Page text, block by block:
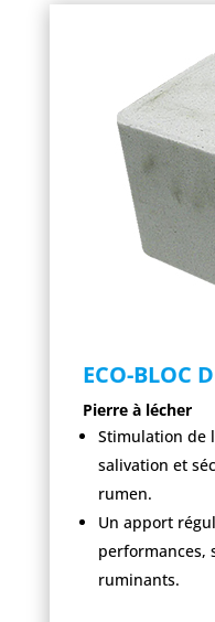
ECO-BLOC
Pierre à lécher
Stimulation de
salivation et
rumen.
Un apport
performances,
ruminants.